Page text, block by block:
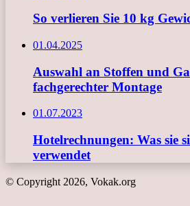
So verlieren Sie 10 kg
01.04.2025
Auswahl an Stoffen und
fachgerechter Montage
01.07.2023
Hotelrechnungen: Was sie
verwendet
© Copyright 2026, Vokak.org